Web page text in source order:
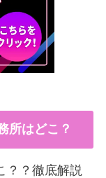
所はどこ？
？？徹底解説